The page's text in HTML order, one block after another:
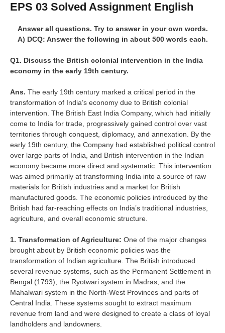
EPS 03 Solved Assignment English
Answer all questions. Try to answer in your own words.
A) DCQ: Answer the following in about 500 words each.
Q1. Discuss the British colonial intervention in the India
economy in the early 19th century.
Ans. The early 19th century marked a critical period in the
transformation of India’s economy due to British colonial
intervention. The British East India Company, which had initially
come to India for trade, progressively gained control over vast
territories through conquest, diplomacy, and annexation. By the
early 19th century, the Company had established political control
over large parts of India, and British intervention in the Indian
economy became more direct and systematic. This intervention
was aimed primarily at transforming India into a source of raw
materials for British industries and a market for British
manufactured goods. The economic policies introduced by the
British had far-reaching effects on India’s traditional industries,
agriculture, and overall economic structure.
1. Transformation of Agriculture: One of the major changes
brought about by British economic policies was the
transformation of Indian agriculture. The British introduced
several revenue systems, such as the Permanent Settlement in
Bengal (1793), the Ryotwari system in Madras, and the
Mahalwari system in the North-West Provinces and parts of
Central India. These systems sought to extract maximum
revenue from land and were designed to create a class of loyal
landholders and landowners.